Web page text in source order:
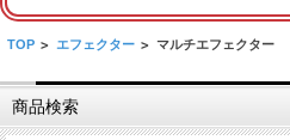
TOP > エフェクター > マルチエフェクター
商品検索